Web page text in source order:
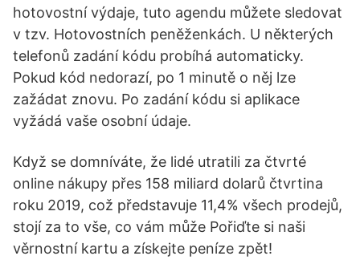
hotovostní výdaje, tuto agendu můžete sledovat
v tzv. Hotovostních peněženkách. U některých
telefonů zadání kódu probíhá automaticky.
Pokud kód nedorazí, po 1 minutě o něj lze
zažádat znovu. Po zadání kódu si aplikace
vyžádá vaše osobní údaje.
Když se domníváte, že lidé utratili za čtvrté
online nákupy přes 158 miliard dolarů čtvrtina
roku 2019, což představuje 11,4% všech prodejů,
stojí za to vše, co vám může Pořiďte si naši
věrnostní kartu a získejte peníze zpět!